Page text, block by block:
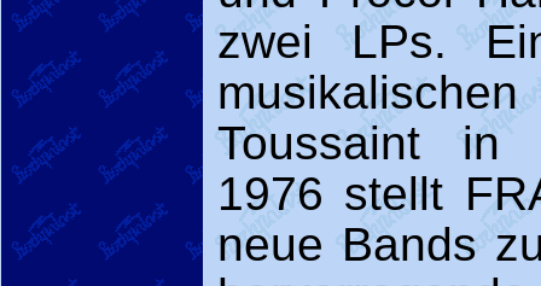
zwei LPs.
Toussaint in
1976 stellt
neue Bands